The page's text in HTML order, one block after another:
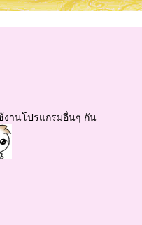
งานโปรแกรมอื่นๆ กัน